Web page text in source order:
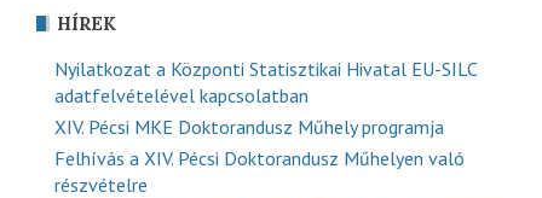
HÍREK
Nyilatkozat a Központi Statisztikai Hivatal EU-SILC
adatfelvételével kapcsolatban
XIV. Pécsi MKE Doktorandusz Műhely programja
Felhívás a XIV. Pécsi Doktorandusz Műhelyen való
részvételre